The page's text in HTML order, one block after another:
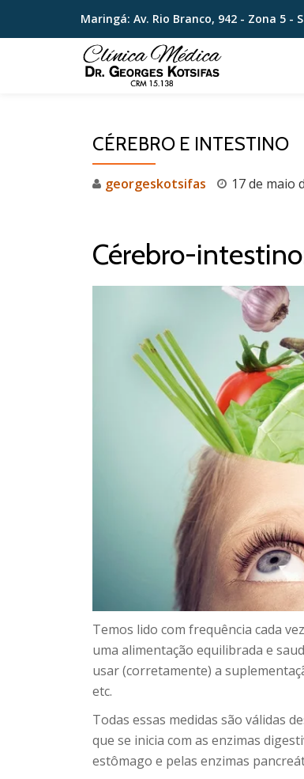
Skip
Maringá: Av. Rio Branco, 942 - Zona 5 -
CÉREBRO E INTESTINO
georgeskotsifas 17 de maio
Cérebro-
Temos lido com frequência cada
uma alimentação equilibrada e
usar (corretamente) a
etc.
Todas essas medidas são válidas
que se inicia com as enzimas
estômago e pelas enzimas